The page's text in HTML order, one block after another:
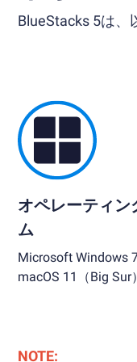
BlueStacks 5は、
オペレーティン
ム
Microsoft Windows
macOS 11（Big Sur
NOTE: